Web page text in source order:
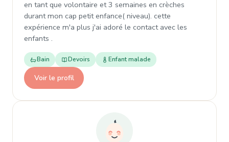
en tant que volontaire et 3 semaines en crèches
durant mon cap petit enfance( niveau). cette
expérience m'a plus j'ai adoré le contact avec les
enfants .
Bain Devoirs Enfant malade
Voir le profil